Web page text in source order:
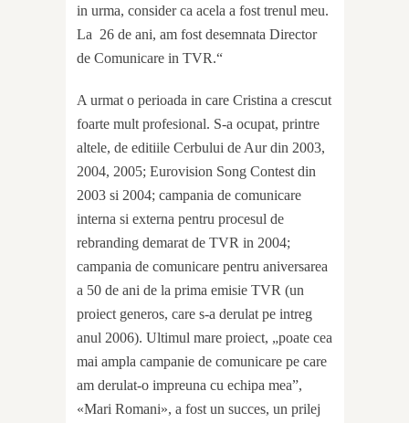
in urma, consider ca acela a fost trenul meu.
La 26 de ani, am fost desemnata Director
de Comunicare in TVR.“
A urmat o perioada in care Cristina a crescut
foarte mult profesional. S-a ocupat, printre
altele, de editiile Cerbului de Aur din 2003,
2004, 2005; Eurovision Song Contest din
2003 si 2004; campania de comunicare
interna si externa pentru procesul de
rebranding demarat de TVR in 2004;
campania de comunicare pentru aniversarea
a 50 de ani de la prima emisie TVR (un
proiect generos, care s-a derulat pe intreg
anul 2006). Ultimul mare proiect, „poate cea
mai ampla campanie de comunicare pe care
am derulat-o impreuna cu echipa mea”,
«Mari Romani», a fost un succes, un prilej